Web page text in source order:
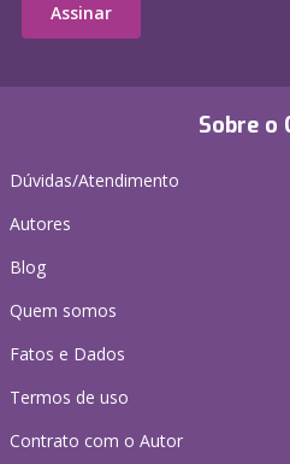
Sobre o
Dúvidas/Atendimento
Autores
Blog
Quem somos
Fatos e Dados
Termos de uso
Contrato com o Autor
Assinar